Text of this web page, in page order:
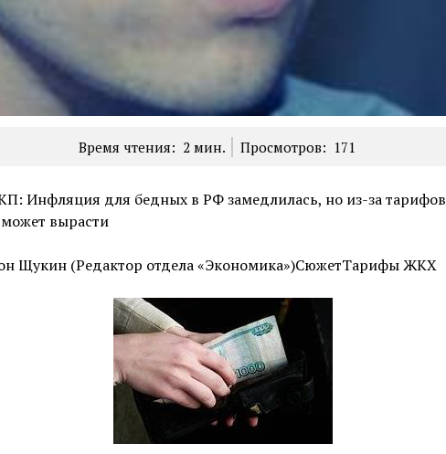
Время чтения: 2 мин. Просмотров: 171
Инфляция для бедных в РФ замедлилась, но из-за тарифов
вырасти
Щукин (Редактор отдела «Экономика»)СюжетТарифы ЖКХ